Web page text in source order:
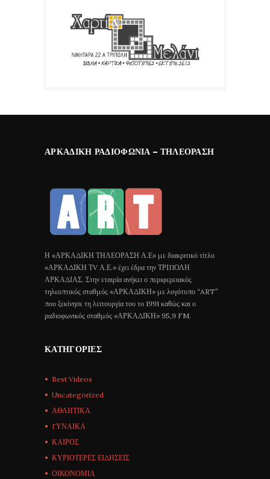
ΑΡΚΑΔΙΚΉ ΡΑΔΙΟΦΩΝΊΑ – ΤΗΛΕΌΡΑΣΗ
Η «ΑΡΚΑΔΙΚΗ ΤΗΛΕΟΡΑΣΗ Α.Ε» με διακριτικό τίτλο
«ΑΡΚΑΔΙΚΗ ΤV Α.Ε.» έχει έδρα την ΤΡΙΠΟΛΗ
ΑΡΚΑΔΙΑΣ. Στην εταιρία ανήκει ο περιφερειακός
τηλεοπτικός σταθμός «ΑΡΚΑΔΙΚΗ» με λογότυπο “ART”
που ξεκίνησε τη λειτουργία του το 1991 καθώς και ο
ραδιοφωνικός σταθμός «ΑΡΚΑΔΙΚΗ» 95,9 FM.
ΚΑΤΗΓΟΡΊΕΣ
Best Videos
Uncategorized
ΑΘΛΗΤΙΚΑ
ΓΥΝΑΙΚΑ
ΚΑΙΡΟΣ
ΚΥΡΙΟΤΕΡΕΣ ΕΙΔΗΣΕΙΣ
ΟΙΚΟΝΟΜΙΑ